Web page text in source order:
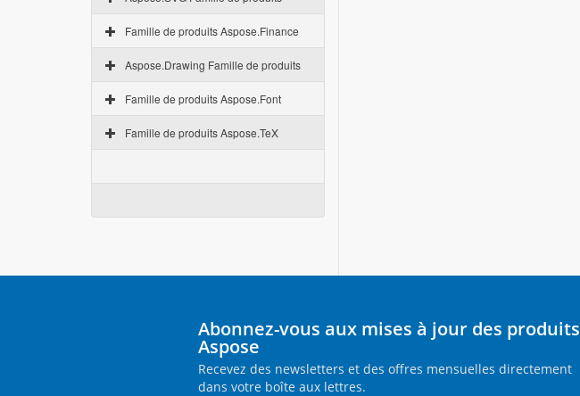
Famille de produits Aspose.Finance
Aspose.Drawing Famille de produits
Famille de produits Aspose.Font
Famille de produits Aspose.TeX
Abonnez-vous aux mises à jour des produits
Aspose
Recevez des newsletters et des offres mensuelles directement
dans votre boîte aux lettres.